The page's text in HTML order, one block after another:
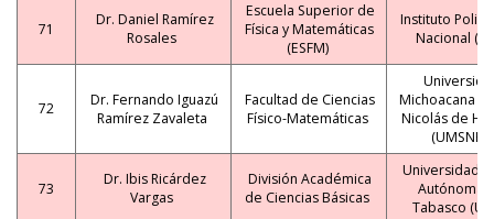
71
Dr. Daniel Ramírez
Rosales
Escuela Superior de
Física y Matemáticas
(ESFM)
Instituto
Nacional
72
Dr. Fernando Iguazú
Ramírez Zavaleta
Facultad de Ciencias
Físico-Matemáticas
Michoacana
Nicolás de
(UMSNH)
73
Dr. Ibis Ricárdez
Vargas
División Académica
de Ciencias Básicas
Universidad
Autónoma
Tabasco